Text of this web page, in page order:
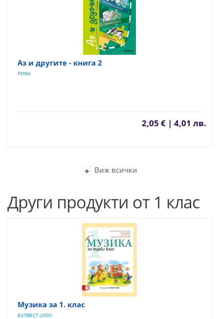
Аз и другите - книга 2
РИВА
2,05 € | 4,01 лв.
Виж всички
Други продукти от 1 клас
Музика за 1. клас
БУЛВЕСТ-2000